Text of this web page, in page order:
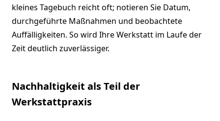
kleines Tagebuch reicht oft; notieren Sie Datum,
durchgeführte Maßnahmen und beobachtete
Auffälligkeiten. So wird Ihre Werkstatt im Laufe der
Zeit deutlich zuverlässiger.
Nachhaltigkeit als Teil der
Werkstattpraxis